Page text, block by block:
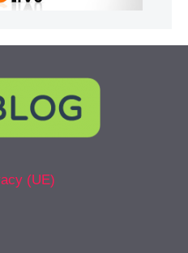
(UE)